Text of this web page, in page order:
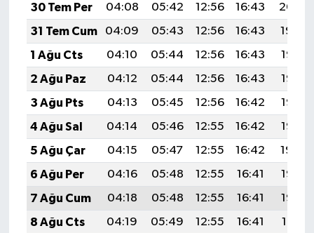
30 Tem Per
04:08 05:42 12:56 16:43
20:00
31 Tem Cum
04:09 05:43 12:56 16:43
19:59
1 Ağu Cts
04:10 05:44 12:56 16:43
19:58
2 Ağu Paz
04:12 05:44 12:56 16:43
19:57
3 Ağu Pts
04:13 05:45 12:56 16:42
19:56
4 Ağu Sal
04:14 05:46 12:55 16:42
19:55
5 Ağu Çar
04:15 05:47 12:55 16:42
19:54
6 Ağu Per
04:16 05:48 12:55 16:41
19:53
7 Ağu Cum
04:18 05:48 12:55 16:41
19:52
8 Ağu Cts
04:19 05:49 12:55 16:41
19:51